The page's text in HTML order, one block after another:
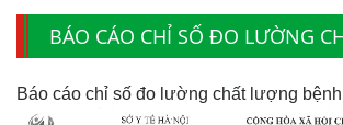
BÁO CÁO CHỈ SỐ ĐO LƯỜNG
BỆNH VIỆN NĂM 2019
Báo cáo chỉ số đo lường chất lượng